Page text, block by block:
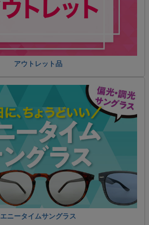
アウトレット品
エニータイムサングラス